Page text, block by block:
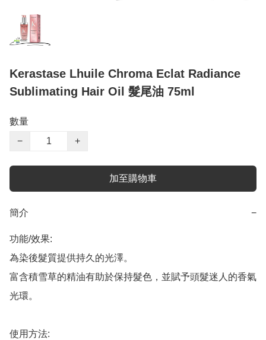
Kerastase Lhuile Chroma Eclat Radiance
Sublimating Hair Oil 髮尾油 75ml
數量
−
+
加至購物車
簡介 −
功能/效果:
為染後髮質提供持久的光澤。
富含積雪草的精油有助於保持髮色，並賦予頭髮迷人的香氣
光環。
使用方法: